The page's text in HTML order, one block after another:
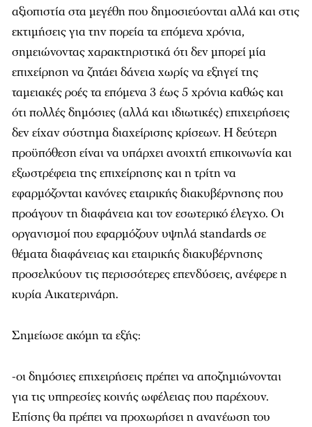
αξιοπιστία στα μεγέθη που δημοσιεύονται αλλά και στις
εκτιμήσεις για την πορεία τα επόμενα χρόνια,
σημειώνοντας χαρακτηριστικά ότι δεν μπορεί μία
επιχείρηση να ζητάει δάνεια χωρίς να εξηγεί της
ταμειακές ροές τα επόμενα 3 έως 5 χρόνια καθώς και
ότι πολλές δημόσιες (αλλά και ιδιωτικές) επιχειρήσεις
δεν είχαν σύστημα διαχείρισης κρίσεων. Η δεύτερη
προϋπόθεση είναι να υπάρχει ανοιχτή επικοινωνία και
εξωστρέφεια της επιχείρησης και η τρίτη να
εφαρμόζονται κανόνες εταιρικής διακυβέρνησης που
προάγουν τη διαφάνεια και τον εσωτερικό έλεγχο. Οι
οργανισμοί που εφαρμόζουν υψηλά standards σε
θέματα διαφάνειας και εταιρικής διακυβέρνησης
προσελκύουν τις περισσότερες επενδύσεις, ανέφερε η
κυρία Αικατερινάρη.
Σημείωσε ακόμη τα εξής:
-οι δημόσιες επιχειρήσεις πρέπει να αποζημιώνονται
για τις υπηρεσίες κοινής ωφέλειας που παρέχουν.
Επίσης θα πρέπει να προχωρήσει η ανανέωση του